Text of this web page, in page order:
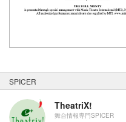
SPICER
TheatriX!
舞台情報専門SPICER